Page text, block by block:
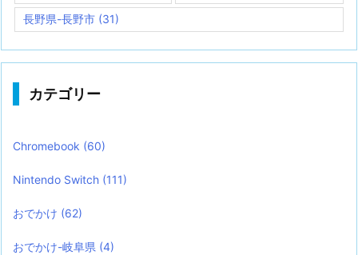
長野県-長野市 (31)
カテゴリー
Chromebook (60)
Nintendo Switch (111)
おでかけ (62)
おでかけ-岐阜県 (4)